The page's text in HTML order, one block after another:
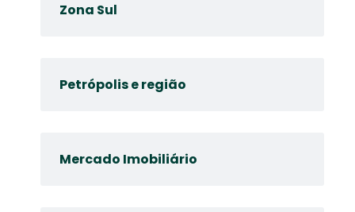
Zona Sul
Petrópolis e região
Mercado Imobiliário